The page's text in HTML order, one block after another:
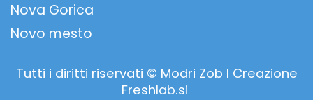
Nova Gorica
Novo mesto
Tutti i diritti riservati © Modri Zob I Creazione
Freshlab.si